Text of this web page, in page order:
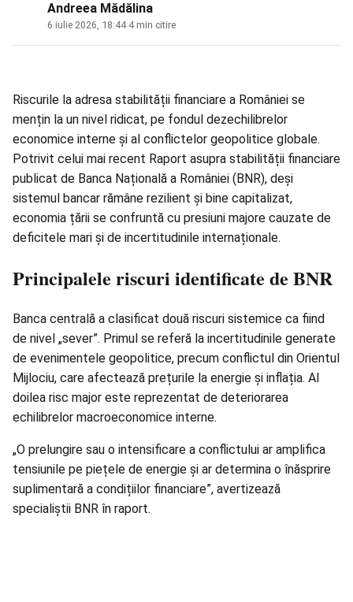
Andreea Mădălina
6 iulie 2026, 18:44· 4 min citire
Riscurile la adresa stabilității financiare a României se
mențin la un nivel ridicat, pe fondul dezechilibrelor
economice interne și al conflictelor geopolitice globale.
Potrivit celui mai recent Raport asupra stabilității financiare
publicat de Banca Națională a României (BNR), deși
sistemul bancar rămâne rezilient și bine capitalizat,
economia țării se confruntă cu presiuni majore cauzate de
deficitele mari și de incertitudinile internaționale.
Principalele riscuri identificate de BNR
Banca centrală a clasificat două riscuri sistemice ca fiind
de nivel „sever”. Primul se referă la incertitudinile generate
de evenimentele geopolitice, precum conflictul din Orientul
Mijlociu, care afectează prețurile la energie și inflația. Al
doilea risc major este reprezentat de deteriorarea
echilibrelor macroeconomice interne.
„O prelungire sau o intensificare a conflictului ar amplifica
tensiunile pe piețele de energie și ar determina o înăsprire
suplimentară a condițiilor financiare”, avertizează
specialiștii BNR în raport.